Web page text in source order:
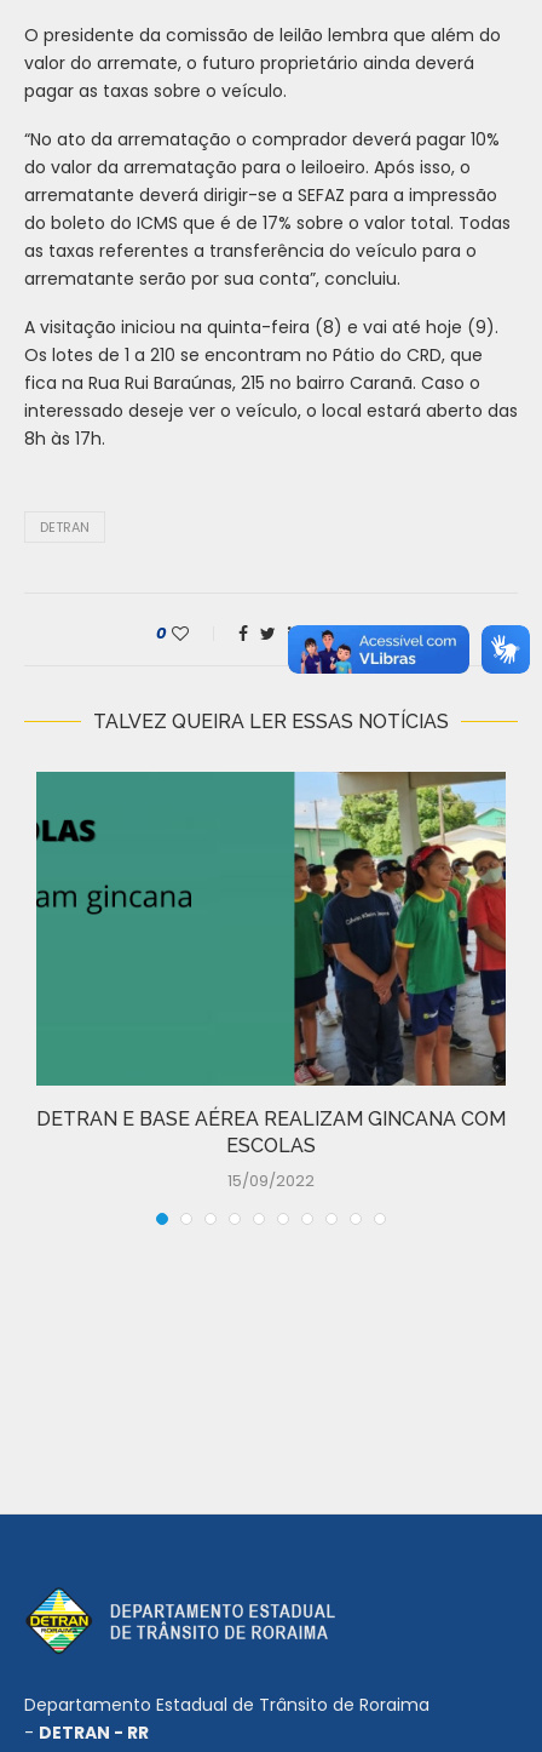
O presidente da comissão de leilão lembra que além do
valor do arremate, o futuro proprietário ainda deverá
pagar as taxas sobre o veículo.
“No ato da arrematação o comprador deverá pagar 10%
do valor da arrematação para o leiloeiro. Após isso, o
arrematante deverá dirigir-se a SEFAZ para a impressão
do boleto do ICMS que é de 17% sobre o valor total. Todas
as taxas referentes a transferência do veículo para o
arrematante serão por sua conta”, concluiu.
A visitação iniciou na quinta-feira (8) e vai até hoje (9).
Os lotes de 1 a 210 se encontram no Pátio do CRD, que
fica na Rua Rui Baraúnas, 215 no bairro Caranã. Caso o
interessado deseje ver o veículo, o local estará aberto das
8h às 17h.
DETRAN
0
TALVEZ QUEIRA LER ESSAS NOTÍCIAS
DETRAN E BASE AÉREA REALIZAM GINCANA COM
ESCOLAS
15/09/2022
Departamento Estadual de Trânsito de Roraima
- DETRAN - RR